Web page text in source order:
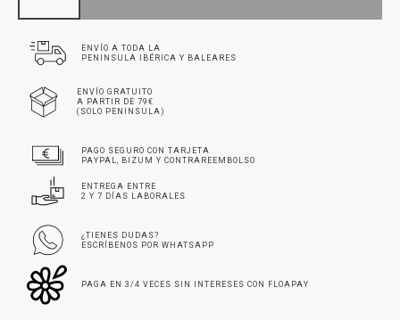
ENVÍO A TODA LA
PENINSULA IBÉRICA Y BALEARES
ENVÍO GRATUITO
A PARTIR DE 79€
(SOLO PENINSULA)
PAGO SEGURO CON TARJETA
PAYPAL, BIZUM Y CONTRAREEMBOLSO
ENTREGA ENTRE
2 Y 7 DÍAS LABORALES
¿TIENES DUDAS?
ESCRÍBENOS POR WHATSAPP
PAGA EN 3/4 VECES SIN INTERESES CON FLOAPAY